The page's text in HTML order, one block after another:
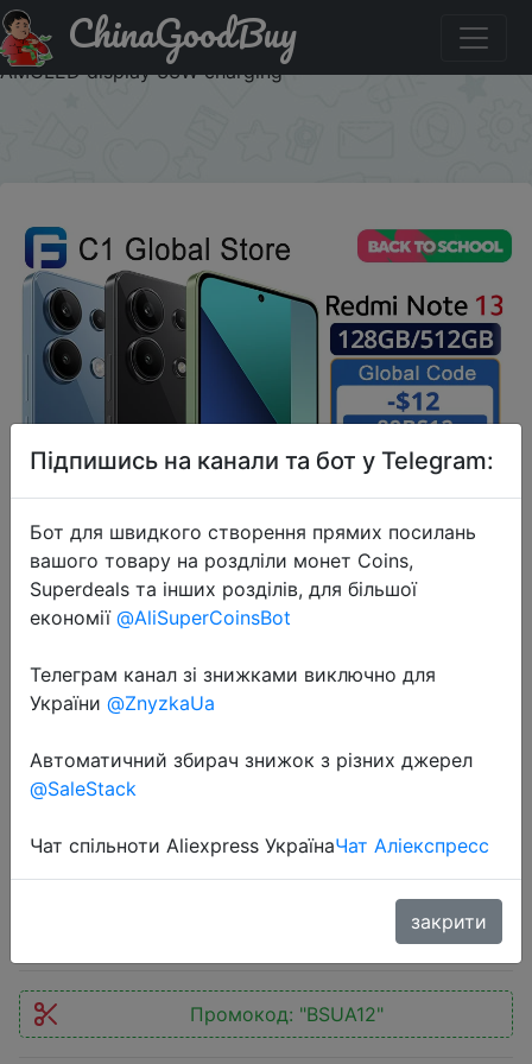
Код на знижку BSUA12 Global Version Xiaomi Redmi Note
13 Smartphone Snapdragon® 685 108MP camera 120Hz
AMOLED display 33W charging
ChinaGoodBuy
2024-08-20
13 Smartphone Snapdragon® 685
108MP camera 120Hz AMOLED
display 33W charging
Промокод: "BSUA12"
Підпишись на канали та бот у Telegram:
Бот для швидкого створення прямих посилань
вашого товару на роздліли монет Coins,
Superdeals та інших розділів, для більшої
економії @AliSuperCoinsBot
Телеграм канал зі знижками виключно для
України @ZnyzkaUa
Автоматичний збирач знижок з різних джерел
@SaleStack
Чат спільноти Aliexpress УкраїнаЧат Аліекспресс
закрити